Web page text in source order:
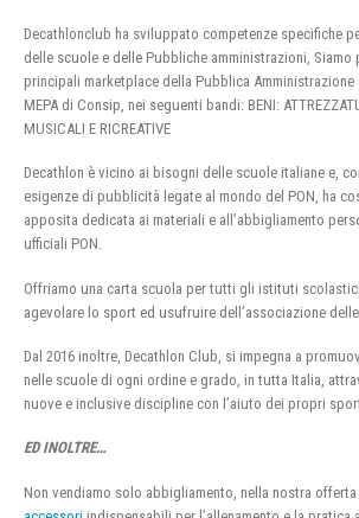
Decathlonclub ha sviluppato competenze specifiche
delle scuole e delle Pubbliche amministrazioni, Siamo
principali marketplace della Pubblica Amministrazione
MEPA di Consip, nei seguenti bandi: BENI:
MUSICALI E RICREATIVE
Decathlon è vicino ai bisogni delle scuole italiane e,
esigenze di pubblicità legate al mondo del PON, ha
apposita dedicata ai materiali e all’abbigliamento
ufficiali PON.
Offriamo una carta scuola per tutti gli istituti
agevolare lo sport ed usufruire dell’associazione
Dal 2016 inoltre, Decathlon Club, si impegna a
nelle scuole di ogni ordine e grado, in tutta Italia,
nuove e inclusive discipline con l’aiuto dei propri
ED INOLTRE…
Non vendiamo solo abbigliamento, nella nostra